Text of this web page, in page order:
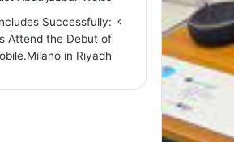
Successfully:
Attend the Debut of
in Riyadh